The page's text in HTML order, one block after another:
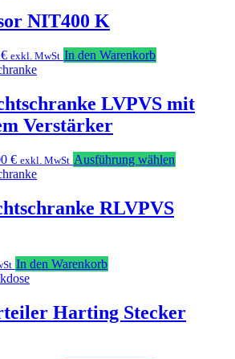
NIT400 K
€Aktueller
Preis
229,00 €.
exkl. MwSt In den Warenkorb
LVPVS mit
Verstärker
€ exkl. MwSt Ausführung wählen
RLVPVS
In den Warenkorb
Harting Stecker